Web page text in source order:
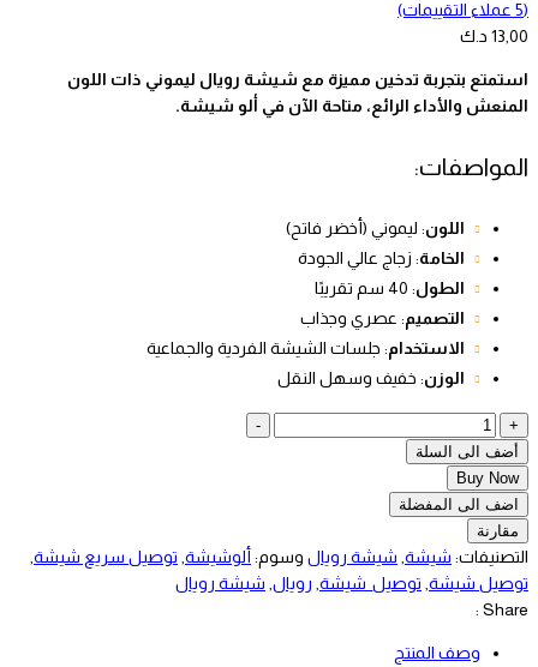
(
5 عملاء التقييمات)
13,00 د.ك
استمتع بتجربة تدخين مميزة مع شيشة رويال ليموني ذات اللون
المنعش والأداء الرائع، متاحة الآن في ألو شيشة.
المواصفات:
اللون: ليموني (أخضر فاتح)
الخامة: زجاج عالي الجودة
الطول: 40 سم تقريبًا
التصميم: عصري وجذاب
الاستخدام: جلسات الشيشة الفردية والجماعية
الوزن: خفيف وسهل النقل
+
شيشة
رويال
-
ليموني
quantity
-
أضف الى السلة
Buy Now
اضف الى المفضلة
مقارنة
التصنيفات: شيشة, شيشة رويال وسوم: ألوشيشة, توصيل سريع شيشة,
توصيل شيشة, توصيل_شيشة, رويال, شيشة رويال
Share :
وصف المنتج